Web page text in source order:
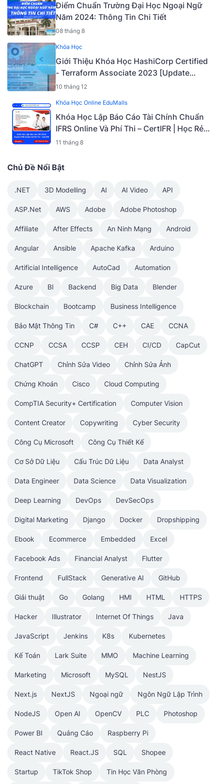
Điểm Chuẩn Trường Đại Học Ngoại Ngữ
Năm 2024: Thông Tin Chi Tiết
08 tháng 8
Khóa Học
Giới Thiệu Khóa Học HashiCorp Certified
- Terraform Associate 2023 [Update
Tháng 9-2023] [Mã - 7006 A]
10 tháng 12
Khóa Học Online EduMalls
Khóa Học Lập Báo Cáo Tài Chính Chuẩn
IFRS Online Và Phí Thi – CertIFR | Học Rẻ
Hơn Cùng EduMalls | Mã: 9188B
11 tháng 8
Chủ Đề Nổi Bật
.NET 3D Modelling AI AI Video API
ASP.Net AWS Adobe Adobe Photoshop
Affiliate After Effects An Ninh Mạng Android
Angular Ansible Apache Kafka Arduino
Artificial Intelligence AutoCad Automation
Azure BI Backend Big Data Blender
Blockchain Bootcamp Business Intelligence
Bảo Mật Thông Tin C# C++ CAE CCNA
CCNP CCSA CCSP CEH CI/CD CapCut
ChatGPT Chỉnh Sửa Video Chỉnh Sửa Ảnh
Chứng Khoán Cisco Cloud Computing
CompTIA Security+ Certification Computer Vision
Content Creator Copywriting Cyber Security
Công Cụ Microsoft Công Cụ Thiết Kế
Cơ Sở Dữ Liệu Cấu Trúc Dữ Liệu Data Analyst
Data Engineer Data Science Data Visualization
Deep Learning DevOps DevSecOps
Digital Marketing Django Docker Dropshipping
Ebook Ecommerce Embedded Excel
Facebook Ads Financial Analyst Flutter
Frontend FullStack Generative AI GitHub
Giải thuật Go Golang HMI HTML HTTPS
Hacker Illustrator Internet Of Things Java
JavaScript Jenkins K8s Kubernetes
Kế Toán Lark Suite MMO Machine Learning
Marketing Microsoft MySQL NestJS
Next.js NextJS Ngoại ngữ Ngôn Ngữ Lập Trình
NodeJS Open AI OpenCV PLC Photoshop
Power BI Quảng Cáo Raspberry Pi
React Native React.JS SQL Shopee
Startup TikTok Shop Tin Học Văn Phòng